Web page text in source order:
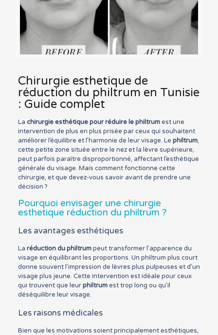
Chirurgie esthetique de
réduction du philtrum en Tunisie
: Guide complet
La chirurgie esthétique pour réduire le philtrumest une
intervention de plus en plus prisée par ceux qui souhaitent
améliorer l’équilibre et l’harmonie de leur visage. Le philtrum,
cette petite zone située entre le nez et la lèvre supérieure,
peut parfois paraître disproportionné, affectant l’esthétique
générale du visage. Mais comment fonctionne cette
chirurgie, et que devez-vous savoir avant de prendre une
décision ?
Pourquoi envisager une chirurgie
esthetique réduction du philtrum ?
Les avantages esthétiques
La réduction du philtrumpeut transformer l’apparence du
visage en équilibrant les proportions. Un philtrum plus court
donne souvent l’impression de lèvres plus pulpeuses et d’un
visage plus jeune. Cette intervention est idéale pour ceux
qui trouvent que leurphiltrumest trop long ou qu’il
déséquilibre leur visage.
Les raisons médicales
Bien que les motivations soient principalement esthétiques,